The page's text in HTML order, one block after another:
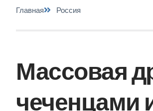
Главная Россия
Массовая
чеченцами